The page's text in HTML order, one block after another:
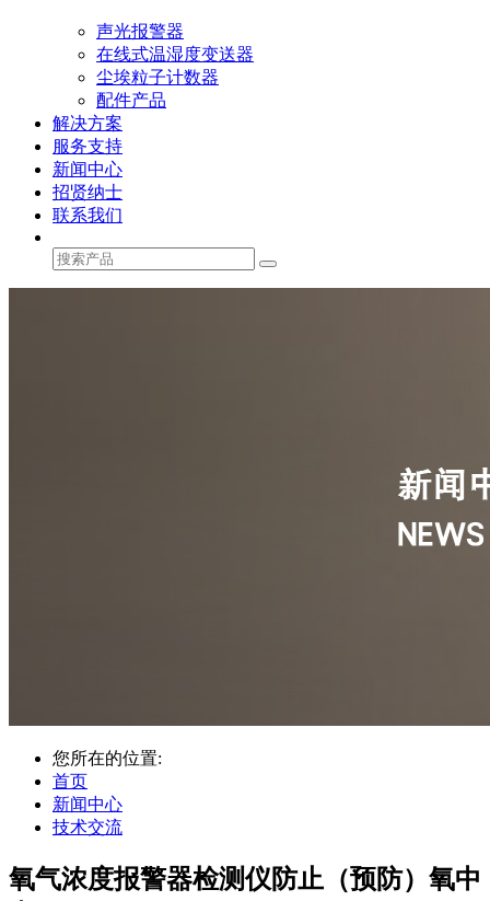
声光报警器
在线式温湿度变送器
尘埃粒子计数器
配件产品
解决方案
服务支持
新闻中心
招贤纳士
联系我们
您所在的位置:
首页
新闻中心
技术交流
氧气浓度报警器检测仪防止（预防）氧中